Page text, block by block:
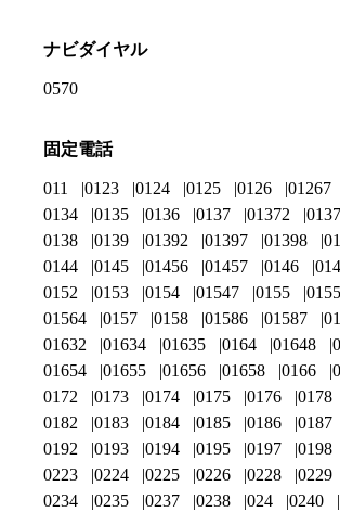
ナビダイヤル
0570
固定電話
011 0123 0124 0125 0126 01267
0134
0135 0136 0137 01372
0138
0139 01392 01397 01398
0144
0145 01456 01457 0146
0152
0153 0154 01547 0155
01564
0157 0158 01586 01587
01632
01634 01635 0164 01648
01654
01655 01656 01658 0166
0172
0173 0174 0175 0176 0178
0182
0183 0184 0185 0186 0187
0192
0193 0194 0195 0197 0198
0223
0224 0225 0226 0228 0229
0234
0235 0237 0238 024 0240